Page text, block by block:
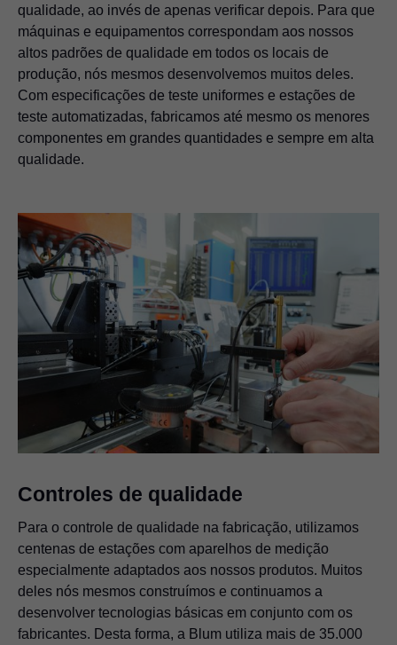
qualidade, ao invés de apenas verificar depois. Para que
máquinas e equipamentos correspondam aos nossos
altos padrões de qualidade em todos os locais de
produção, nós mesmos desenvolvemos muitos deles.
Com especificações de teste uniformes e estações de
teste automatizadas, fabricamos até mesmo os menores
componentes em grandes quantidades e sempre em alta
qualidade.
Controles de qualidade
Para o controle de qualidade na fabricação, utilizamos
centenas de estações com aparelhos de medição
especialmente adaptados aos nossos produtos. Muitos
deles nós mesmos construímos e continuamos a
desenvolver tecnologias básicas em conjunto com os
fabricantes. Desta forma, a Blum utiliza mais de 35.000